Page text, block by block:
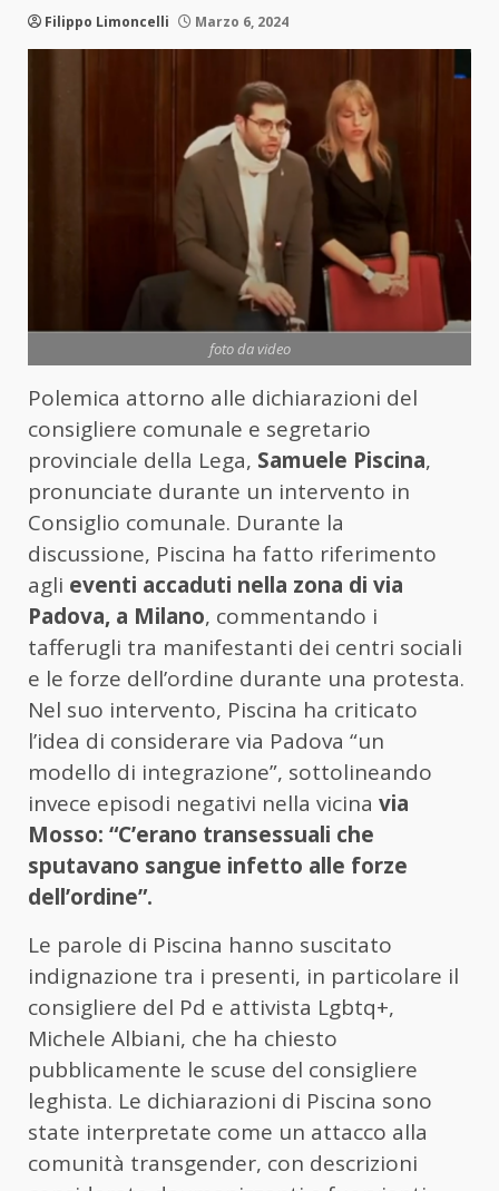
Filippo Limoncelli Marzo 6, 2024
foto da video
Polemica attorno alle dichiarazioni del
consigliere comunale e segretario
provinciale della Lega, Samuele Piscina,
pronunciate durante un intervento in
Consiglio comunale. Durante la
discussione, Piscina ha fatto riferimento
agli eventi accaduti nella zona di via
Padova, a Milano, commentando i
tafferugli tra manifestanti dei centri sociali
e le forze dell’ordine durante una protesta.
Nel suo intervento, Piscina ha criticato
l’idea di considerare via Padova “un
modello di integrazione”, sottolineando
invece episodi negativi nella vicina via
Mosso: “C’erano transessuali che
sputavano sangue infetto alle forze
dell’ordine”.
Le parole di Piscina hanno suscitato
indignazione tra i presenti, in particolare il
consigliere del Pd e attivista Lgbtq+,
Michele Albiani, che ha chiesto
pubblicamente le scuse del consigliere
leghista. Le dichiarazioni di Piscina sono
state interpretate come un attacco alla
comunità transgender, con descrizioni